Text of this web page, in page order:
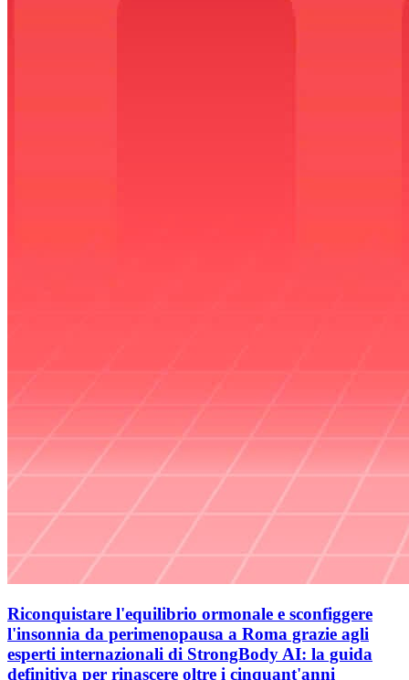
Riconquistare l'equilibrio ormonale e sconfiggere
l'insonnia da perimenopausa a Roma grazie agli
esperti internazionali di StrongBody AI: la guida
definitiva per rinascere oltre i cinquant'anni